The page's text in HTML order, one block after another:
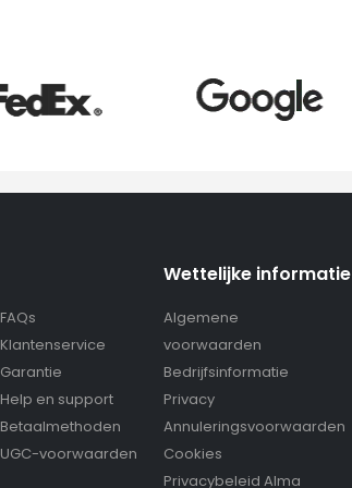
FAQs
Klantenservice
Garantie
Help en support
Betaalmethoden
UGC-voorwaarden
Wettelijke informatie
Algemene
voorwaarden
Bedrijfsinformatie
Privacy
Annuleringsvoorwaarden
Cookies
Privacybeleid Alma